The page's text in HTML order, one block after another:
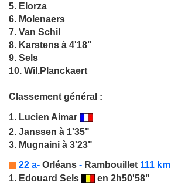
5. Elorza
6. Molenaers
7. Van Schil
8. Karstens à 4'18"
9. Sels
10. Wil.Planckaert
Classement général :
1. Lucien Aimar
2. Janssen à 1'35"
3. Mugnaini à 3'23"
22 a- Orléans - Rambouillet 111 km
1. Edouard Sels
en 2h50'58"